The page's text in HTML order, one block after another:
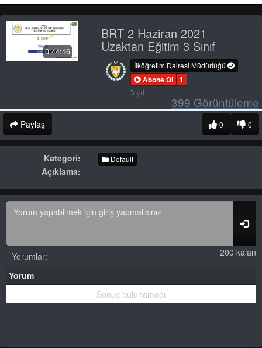
Video
0:44:16
BRT 2 Haziran 2021
Uzaktan Eğitim 3 Sınıf
İlköğretim Dairesi Müdürlüğü
Abone Ol 1
5 yıl
399 Görüntüleme
Paylaş 0
0
Kategori: Default
Açıklama:
200 kalan
Yorumlar:
Yorum
Sonuç bulunamadı